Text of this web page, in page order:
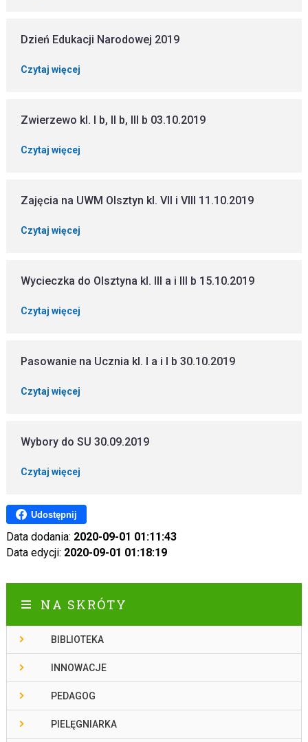
Dzień Edukacji Narodowej 2019
Czytaj więcej
Zwierzewo kl. I b, II b, III b 03.10.2019
Czytaj więcej
Zajęcia na UWM Olsztyn kl. VII i VIII 11.10.2019
Czytaj więcej
Wycieczka do Olsztyna kl. III a i III b 15.10.2019
Czytaj więcej
Pasowanie na Ucznia kl. I a i I b 30.10.2019
Czytaj więcej
Wybory do SU 30.09.2019
Czytaj więcej
Udostępnij
Data dodania: 2020-09-01 01:11:43
Data edycji: 2020-09-01 01:18:19
NA SKRÓTY
BIBLIOTEKA
INNOWACJE
PEDAGOG
PIELĘGNIARKA